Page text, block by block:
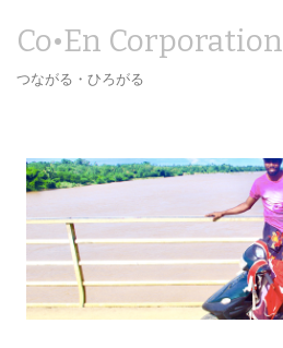
Co•En Corporation
つながる・ひろがる